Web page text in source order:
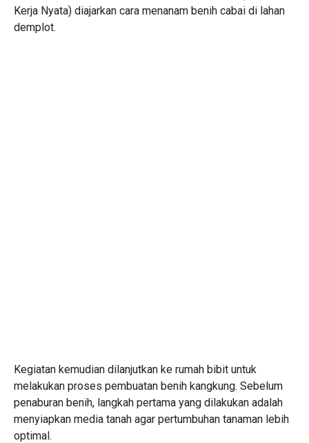
Kerja Nyata) diajarkan cara menanam benih cabai di lahan
demplot.
Kegiatan kemudian dilanjutkan ke rumah bibit untuk
melakukan proses pembuatan benih kangkung. Sebelum
penaburan benih, langkah pertama yang dilakukan adalah
menyiapkan media tanah agar pertumbuhan tanaman lebih
optimal.